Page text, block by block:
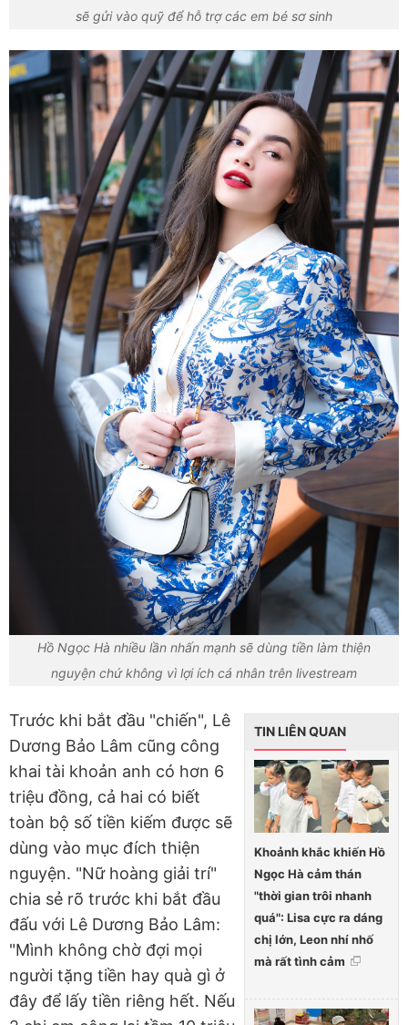
sẽ gửi vào quỹ để hỗ trợ các em bé sơ sinh
Hồ Ngọc Hà nhiều lần nhấn mạnh sẽ dùng tiền làm thiện
nguyện chứ không vì lợi ích cá nhân trên livestream
TIN LIÊN QUAN
Khoảnh khắc khiến Hồ
Ngọc Hà cảm thán
"thời gian trôi nhanh
quá": Lisa cực ra dáng
chị lớn, Leon nhí nhố
mà rất tình cảm
Trước khi bắt đầu "chiến", Lê
Dương Bảo Lâm cũng công
khai tài khoản anh có hơn 6
triệu đồng, cả hai có biết
toàn bộ số tiền kiếm được sẽ
dùng vào mục đích thiện
nguyện. "Nữ hoàng giải trí"
chia sẻ rõ trước khi bắt đầu
đấu với Lê Dương Bảo Lâm:
"Mình không chờ đợi mọi
người tặng tiền hay quà gì ở
đây để lấy tiền riêng hết. Nếu